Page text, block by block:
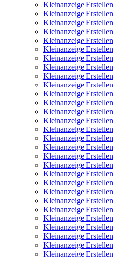
Kleinanzeige Erstellen
Kleinanzeige Erstellen
Kleinanzeige Erstellen
Kleinanzeige Erstellen
Kleinanzeige Erstellen
Kleinanzeige Erstellen
Kleinanzeige Erstellen
Kleinanzeige Erstellen
Kleinanzeige Erstellen
Kleinanzeige Erstellen
Kleinanzeige Erstellen
Kleinanzeige Erstellen
Kleinanzeige Erstellen
Kleinanzeige Erstellen
Kleinanzeige Erstellen
Kleinanzeige Erstellen
Kleinanzeige Erstellen
Kleinanzeige Erstellen
Kleinanzeige Erstellen
Kleinanzeige Erstellen
Kleinanzeige Erstellen
Kleinanzeige Erstellen
Kleinanzeige Erstellen
Kleinanzeige Erstellen
Kleinanzeige Erstellen
Kleinanzeige Erstellen
Kleinanzeige Erstellen
Kleinanzeige Erstellen
Kleinanzeige Erstellen